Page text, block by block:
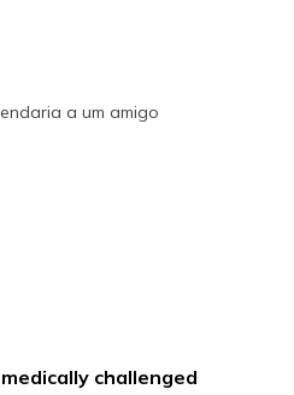
size too small
a um amigo
challenged